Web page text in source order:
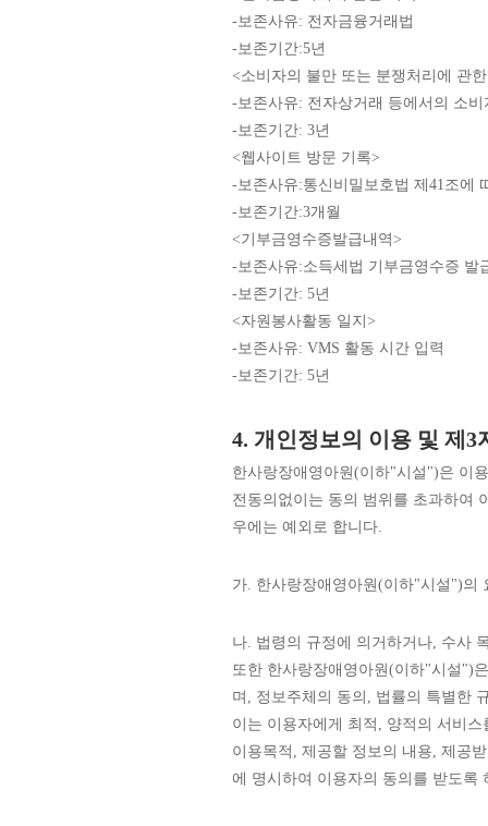
-보존사유: 전자금융거래법
-보존기간:5년
<소비자의 불만 또는 분쟁처리에 관
-보존사유: 전자상거래 등에서의 소
-보존기간: 3년
<웹사이트 방문 기록>
-보존사유:통신비밀보호법 제41조에
-보존기간:3개월
<기부금영수증발급내역>
-보존사유:소득세법 기부금영수증 발
-보존기간: 5년
<자원봉사활동 일지>
-보존사유: VMS 활동 시간 입력
-보존기간: 5년
4. 개인정보의 이용 및 제3
한사랑장애영아원(이하"시설")은 이
전동의없이는 동의 범위를 초과하여
우에는 예외로 합니다.
가. 한사랑장애영아원(이하"시설")의
나. 법령의 규정에 의거하거나, 수사
또한 한사랑장애영아원(이하"시설")
며, 정보주체의 동의, 법률의 특별한
이는 이용자에게 최적, 양적의 서비
이용목적, 제공할 정보의 내용, 제공
에 명시하여 이용자의 동의를 받도록